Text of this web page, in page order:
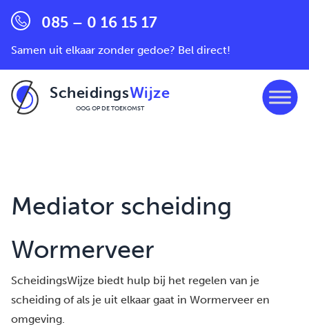
085 – 0 16 15 17
Samen uit elkaar zonder gedoe? Bel direct!
ScheidingsWijze
OOG OP DE TOEKOMST
Mediator scheiding
Wormerveer
ScheidingsWijze biedt hulp bij het regelen van je
scheiding of als je uit elkaar gaat in Wormerveer en
omgeving.